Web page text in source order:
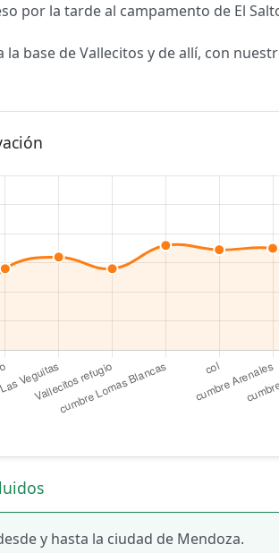
por la tarde al campamento de El
la base de Vallecitos y de allí, con
y hasta la ciudad de Mendoza.